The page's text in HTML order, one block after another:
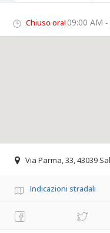
Chiuso ora! 09:00 AM
Via Parma, 33, 43039
Indicazioni stradali